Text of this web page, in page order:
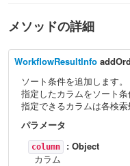
メソッドの詳細
WorkflowResultInfo
ソート条件を追加します。
指定したカラムをソート
指定できるカラムは各検
パラメータ
column : Object
カラム